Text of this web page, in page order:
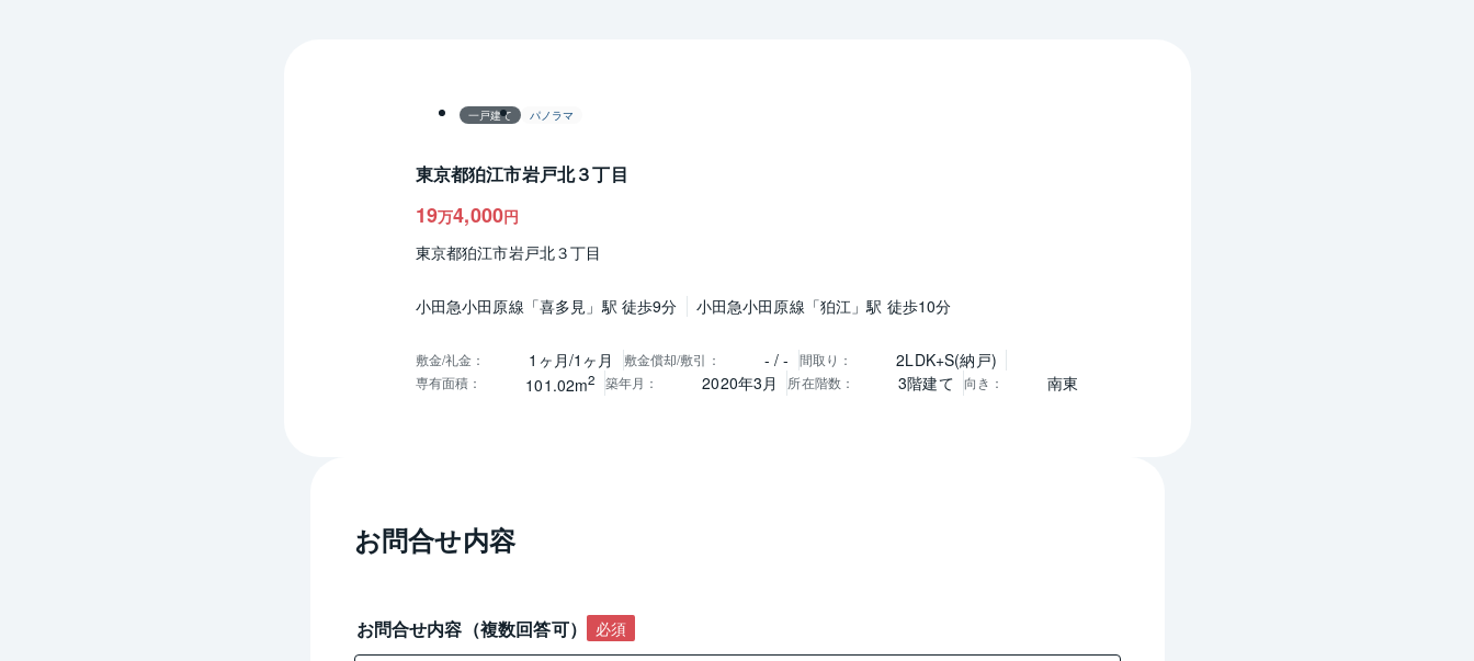
一戸建て パノラマ
東京都狛江市岩戸北３丁目
19万4,000円
東京都狛江市岩戸北３丁目
小田急小田原線「喜多見」駅 徒歩9分 小田急小田原線「狛江」駅 徒歩10分
敷金/礼金 ： 1ヶ月/1ヶ月 敷金償却/敷引 ： - / - 間取り ： 2LDK+S(納戸)
専有面積 ： 101.02m2 築年月 ： 2020年3月 所在階数 ： 3階建て 向き ： 南東
お問合せ内容
お問合せ内容（複数回答可） 必須